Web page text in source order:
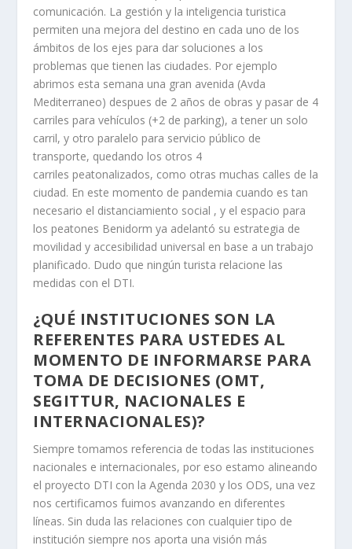
comunicación. La gestión y la inteligencia turistica
permiten una mejora del destino en cada uno de los
ámbitos de los ejes para dar soluciones a los
problemas que tienen las ciudades. Por ejemplo
abrimos esta semana una gran avenida (Avda
Mediterraneo) despues de 2 años de obras y pasar de 4
carriles para vehículos (+2 de parking), a tener un solo
carril, y otro paralelo para servicio público de
transporte, quedando los otros 4
carriles peatonalizados, como otras muchas calles de la
ciudad. En este momento de pandemia cuando es tan
necesario el distanciamiento social , y el espacio para
los peatones Benidorm ya adelantó su estrategia de
movilidad y accesibilidad universal en base a un trabajo
planificado. Dudo que ningún turista relacione las
medidas con el DTI.
¿QUÉ INSTITUCIONES SON LA
REFERENTES PARA USTEDES AL
MOMENTO DE INFORMARSE PARA
TOMA DE DECISIONES (OMT,
SEGITTUR, NACIONALES E
INTERNACIONALES)?
Siempre tomamos referencia de todas las instituciones
nacionales e internacionales, por eso estamo alineando
el proyecto DTI con la Agenda 2030 y los ODS, una vez
nos certificamos fuimos avanzando en diferentes
líneas. Sin duda las relaciones con cualquier tipo de
institución siempre nos aporta una visión más